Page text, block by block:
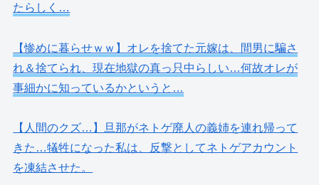
たらしく…
【惨めに暮らせｗｗ】オレを捨てた元嫁は、間男に騙さ
れ＆捨てられ、現在地獄の真っ只中らしい…何故オレが
事細かに知っているかというと…
【人間のクズ…】旦那がネトゲ廃人の義姉を連れ帰って
きた…犠牲になった私は、反撃としてネトゲアカウント
を凍結させた。